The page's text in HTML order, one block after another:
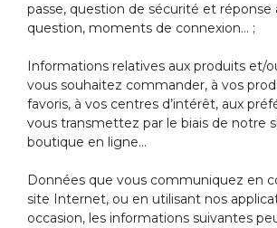
passe, question de sécurité et réponse
question, moments de connexion… ;
Informations relatives aux produits et/
vous souhaitez commander, à vos
favoris, à vos centres d’intérêt, aux
vous transmettez par le biais de notre
boutique en ligne…
Données que vous communiquez en
site Internet, ou en utilisant nos
occasion, les informations suivantes